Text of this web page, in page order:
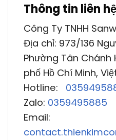
Thông tin liên hệ
Công Ty TNHH
Địa chỉ: 973/136
Phường Tân Chánh
phố Hồ Chí Minh,
Hotline:
Zalo: 0359495885
Email: